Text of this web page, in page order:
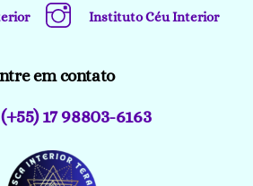
Instituto Céu Interior
em contato
17 98803-6163